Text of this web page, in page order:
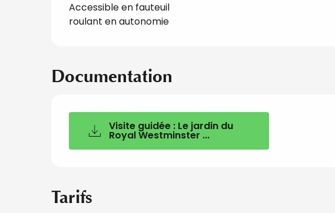
Accessible en fauteuil
roulant en autonomie
Documentation
Visite guidée : Le jardin du
Royal Westminster ...
Tarifs